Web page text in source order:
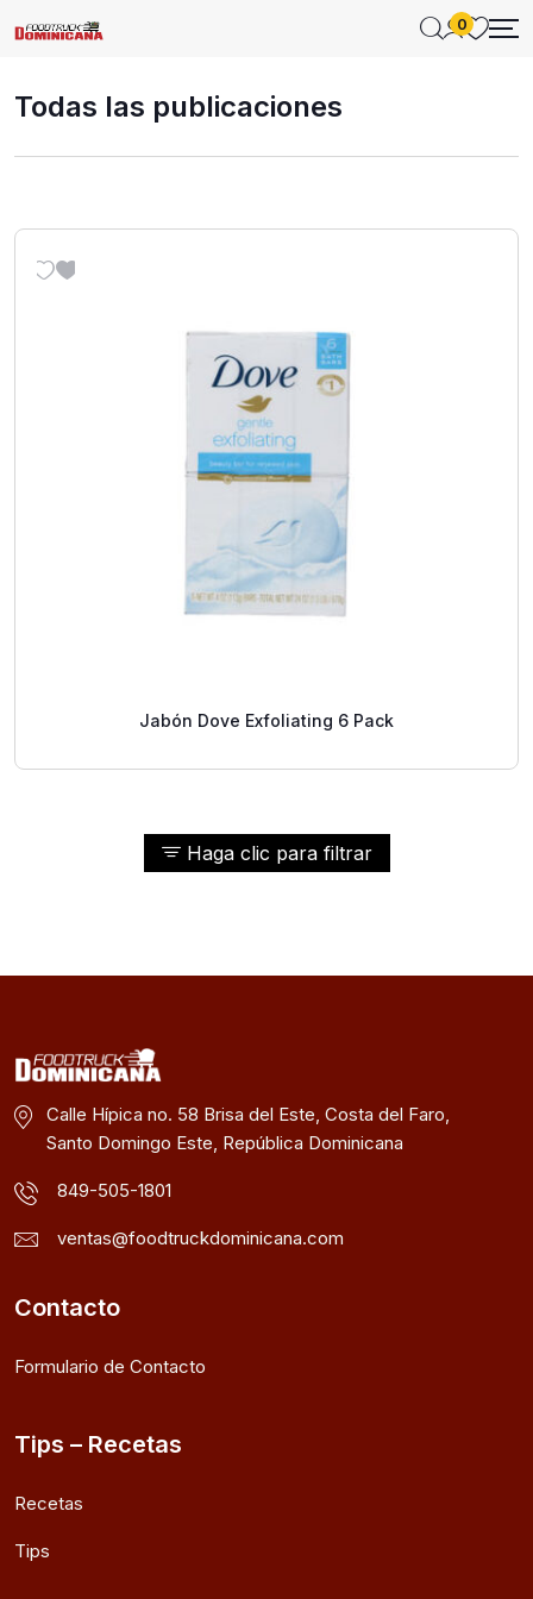
0
Todas las publicaciones
Haga clic para filtrar
Jabón Dove Exfoliating 6 Pack
Calle Hípica no. 58 Brisa del Este, Costa del Faro,
Santo Domingo Este, República Dominicana
849-505-1801
ventas@foodtruckdominicana.com
Contacto
Formulario de Contacto
Tips – Recetas
Recetas
Tips